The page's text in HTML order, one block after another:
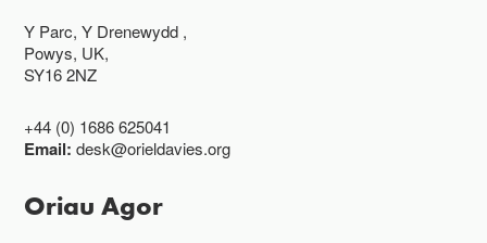
Y Parc, Y Drenewydd ,
Powys, UK,
SY16 2NZ
+44 (0) 1686 625041
Email:desk@orieldavies.org
Oriau Agor